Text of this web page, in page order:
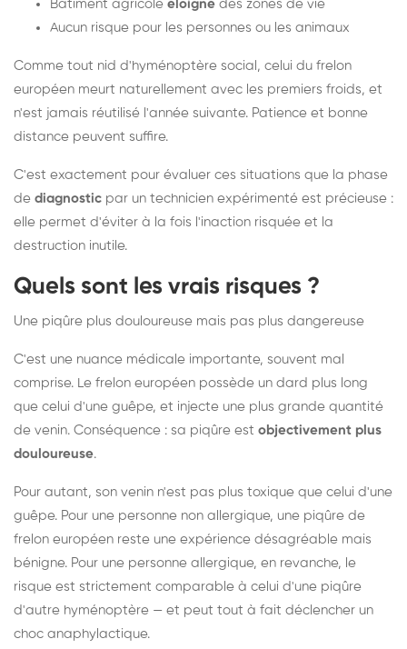
Bâtiment agricole éloigné des zones de vie
Aucun risque pour les personnes ou les animaux
Comme tout nid d'hyménoptère social, celui du frelon
européen meurt naturellement avec les premiers froids, et
n'est jamais réutilisé l'année suivante. Patience et bonne
distance peuvent suffire.
C'est exactement pour évaluer ces situations que la phase
de diagnostic par un technicien expérimenté est précieuse :
elle permet d'éviter à la fois l'inaction risquée et la
destruction inutile.
Quels sont les vrais risques ?
Une piqûre plus douloureuse mais pas plus dangereuse
C'est une nuance médicale importante, souvent mal
comprise. Le frelon européen possède un dard plus long
que celui d'une guêpe, et injecte une plus grande quantité
de venin. Conséquence : sa piqûre est objectivement plus
douloureuse.
Pour autant, son venin n'est pas plus toxique que celui d'une
guêpe. Pour une personne non allergique, une piqûre de
frelon européen reste une expérience désagréable mais
bénigne. Pour une personne allergique, en revanche, le
risque est strictement comparable à celui d'une piqûre
d'autre hyménoptère — et peut tout à fait déclencher un
choc anaphylactique.